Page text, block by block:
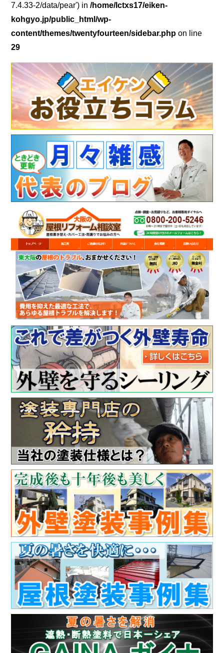
7.4.33-2/data/pear') in/home/lctxs17/eiken-
kohgyo.jp/public_html/wp-
content/themes/twentyfourteen/sidebar.php on line
29